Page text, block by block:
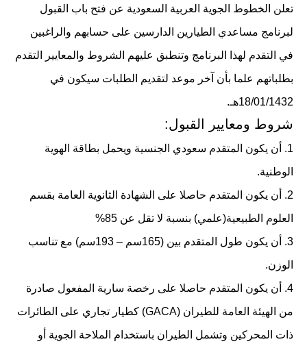
تعلن الخطوط الجوية العربية السعودية عن فتح باب القبول
لبرنامج مساعدي الطيارين الدارسين على حسابهم والراغبين
في التقدم لهذا البرنامج وتنطبق عليهم الشروط والمعايير التقدم
بطلباتهم علما بأن آخر موعد لتقديم الطلبات سيكون في
18/01/1432هـ.
شروط ومعايير القبول:
1. أن يكون المتقدم سعودي الجنسية ويحمل بطاقة الهوية
الوطنية.
2. أن يكون المتقدم حاصلا على الشهادة الثانوية العامة بقسم
العلوم الطبيعية(علمي) بنسبة لا تقل عن 85%
3. أن يكون طول المتقدم بين (165سم – 193سم) مع تناسب
الوزن.
4. أن يكون المتقدم حاصلا على رخصة سارية المفعول صادرة
من الهيئة العامة للطيران (GACA) كطيار تجاري على الطائرات
ذات المحركين وتشمل الطيران باستخدام الملاحة الجوية أو